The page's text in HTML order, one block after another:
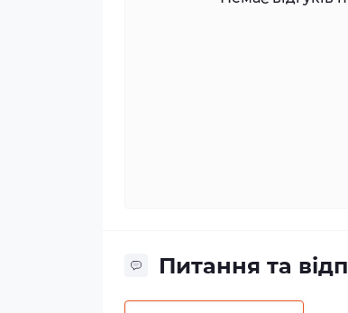
Питання та